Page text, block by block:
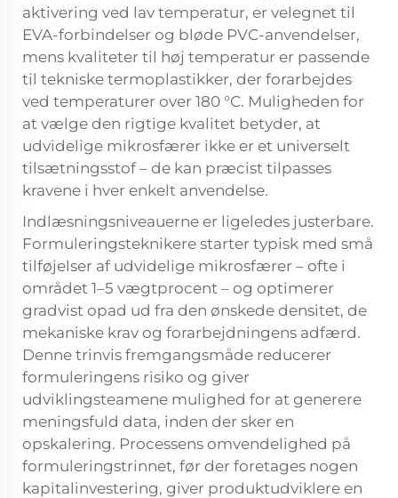
aktivering ved lav temperatur, er velegnet til
EVA-forbindelser og bløde PVC-anvendelser,
mens kvaliteter til høj temperatur er passende
til tekniske termoplastikker, der forarbejdes
ved temperaturer over 180 °C. Muligheden for
at vælge den rigtige kvalitet betyder, at
udvidelige mikrosfærer ikke er et universelt
tilsætningsstof – de kan præcist tilpasses
kravene i hver enkelt anvendelse.
Indlæsningsniveauerne er ligeledes justerbare.
Formuleringsteknikere starter typisk med små
tilføjelser af udvidelige mikrosfærer – ofte i
området 1–5 vægtprocent – og optimerer
gradvist opad ud fra den ønskede densitet, de
mekaniske krav og forarbejdningens adfærd.
Denne trinvis fremgangsmåde reducerer
formuleringens risiko og giver
udviklingsteamene mulighed for at generere
meningsfuld data, inden der sker en
opskalering. Processens omvendelighed på
formuleringstrinnet, før der foretages nogen
kapitalinvestering, giver produktudviklere en